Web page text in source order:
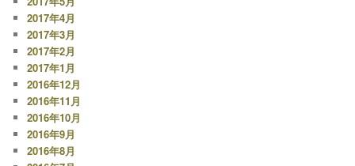
2017年4月
2017年3月
2017年2月
2017年1月
2016年12月
2016年11月
2016年10月
2016年9月
2016年8月